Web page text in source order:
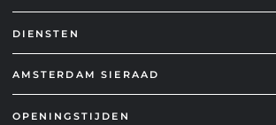
DIENSTEN
AMSTERDAM SIERAAD
OPENINGSTIJDEN